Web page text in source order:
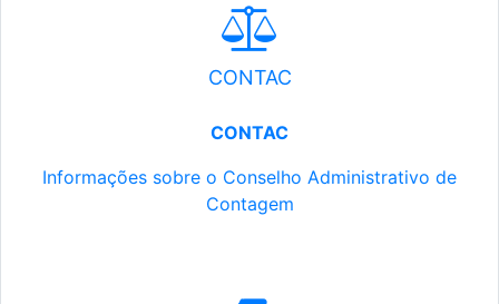
CONTAC
CONTAC
Informações sobre o Conselho Administrativo de
Contagem